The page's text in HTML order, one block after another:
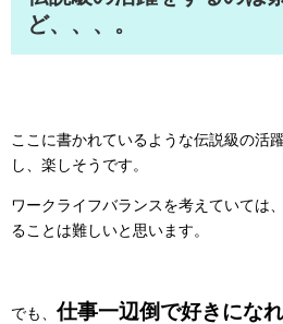
ど、、、。
ここに書かれているような伝説級の活
し、楽しそうです。
ワークライフバランスを考えていては
ることは難しいと思います。
でも、 仕事一辺倒で好きにな